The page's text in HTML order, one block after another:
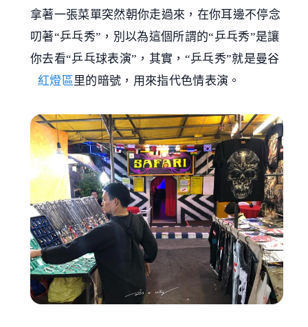
拿著一張菜單突然朝你走過來，在你耳邊不停念
叨著“乒乓秀”，別以為這個所謂的“乒乓秀”是讓
你去看“乒乓球表演”，其實，“乒乓秀”就是曼谷
紅燈區里的暗號，用來指代色情表演。